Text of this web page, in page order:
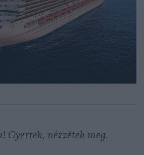
Gyertek, nézzétek meg.